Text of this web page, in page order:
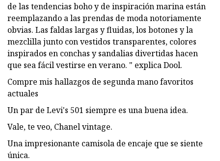
de las tendencias boho y de inspiración marina están
reemplazando a las prendas de moda notoriamente
obvias. Las faldas largas y fluidas, los botones y la
mezclilla junto con vestidos transparentes, colores
inspirados en conchas y sandalias divertidas hacen
que sea fácil vestirse en verano. " explica Dool.
Compre mis hallazgos de segunda mano favoritos
actuales
Un par de Levi's 501 siempre es una buena idea.
Vale, te veo, Chanel vintage.
Una impresionante camisola de encaje que se siente
única.